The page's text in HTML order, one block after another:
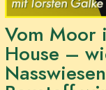
Vom Moor
House –